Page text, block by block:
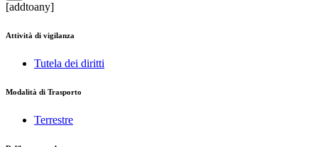
[addtoany]
Attività di vigilanza
Tutela dei diritti
Modalità di Trasporto
Terrestre